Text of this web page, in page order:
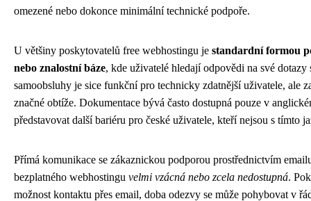
omezené nebo dokonce minimální technické podpoře.
U většiny poskytovatelů free webhostingu je standardní formou
nebo znalostní báze, kde uživatelé hledají odpovědi na své dotazy
samoobsluhy je sice funkční pro technicky zdatnější uživatele, ale
značné obtíže. Dokumentace bývá často dostupná pouze v
představovat další bariéru pro české uživatele, kteří nejsou s tímto
Přímá komunikace se zákaznickou podporou prostřednictvím
bezplatného webhostingu velmi vzácná nebo zcela nedostupná.
možnost kontaktu přes email, doba odezvy se může pohybovat v